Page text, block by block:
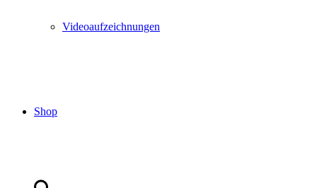
Videoaufzeichnungen
Shop